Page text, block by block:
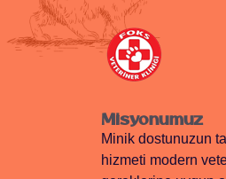
Misyonumuz
Minik dostunuzun
hizmeti modern